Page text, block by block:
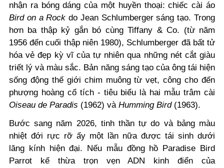
nhận ra bóng dáng của một huyền thoại: chiếc cài áo
Bird on a Rock do Jean Schlumberger sáng tạo. Trong
hơn ba thập kỷ gắn bó cùng Tiffany & Co. (từ năm
1956 đến cuối thập niên 1980), Schlumberger đã bất tử
hóa vẻ đẹp kỳ vĩ của tự nhiên qua những nét cắt giàu
triết lý và màu sắc. Bản năng sáng tạo của ông tái hiện
sống động thế giới chim muông từ vẹt, công cho đến
phượng hoàng cổ tích - tiêu biểu là hai mẫu trâm cài
Oiseau de Paradis (1962) và Humming Bird(1963).
Bước sang năm 2026, tinh thần tự do và bảng màu
nhiệt đới rực rỡ ấy một lần nữa được tái sinh dưới
lăng kính hiện đại. Nếu mẫu đồng hồ Paradise Bird
Parrot kế thừa trọn vẹn ADN kinh điển của